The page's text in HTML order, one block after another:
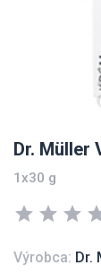
Dr. Müller
1x30 g
star star star
Výrobca: Dr.